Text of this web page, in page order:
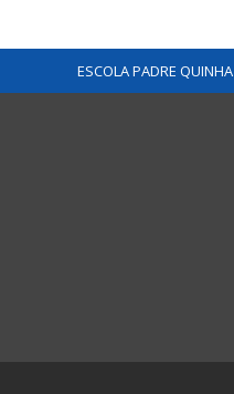
ESCOLA PADRE QUINHA